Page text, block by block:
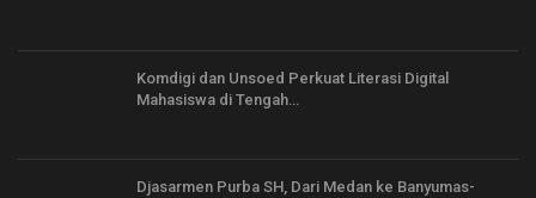
Komdigi dan Unsoed Perkuat Literasi Digital
Mahasiswa di Tengah…
Djasarmen Purba SH, Dari Medan ke Banyumas-